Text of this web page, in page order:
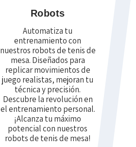
Robots
Automatiza tu
entrenamiento con
nuestros robots de tenis de
mesa. Diseñados para
replicar movimientos de
juego realistas, mejoran tu
técnica y precisión.
Descubre la revolución en
el entrenamiento personal.
¡Alcanza tu máximo
potencial con nuestros
robots de tenis de mesa!